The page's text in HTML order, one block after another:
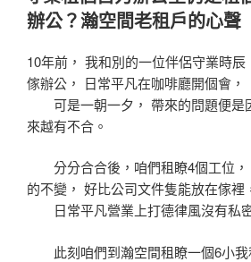
於
辦公？瀚空間老租戶的心聲
10年前， 我和別的一位伴侶守業時
傢辦公， 日常平凡在咖啡廳開個會，
可是一朝一夕， 帶來的問題便是
來越有不合。
分分合合後，咱們租瞭4個工位，
的不變， 好比公司文件隻能放在傢裡
日常平凡營業上打德律風沒有私
此刻咱們到瀚空間租瞭一個6小我